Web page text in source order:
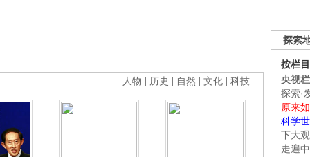
探索
按栏目
央视
探索·
原来
科学
下大观
走遍
人物 历史 自然 文化 科技